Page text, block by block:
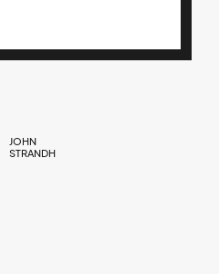
JOHN
STRANDH